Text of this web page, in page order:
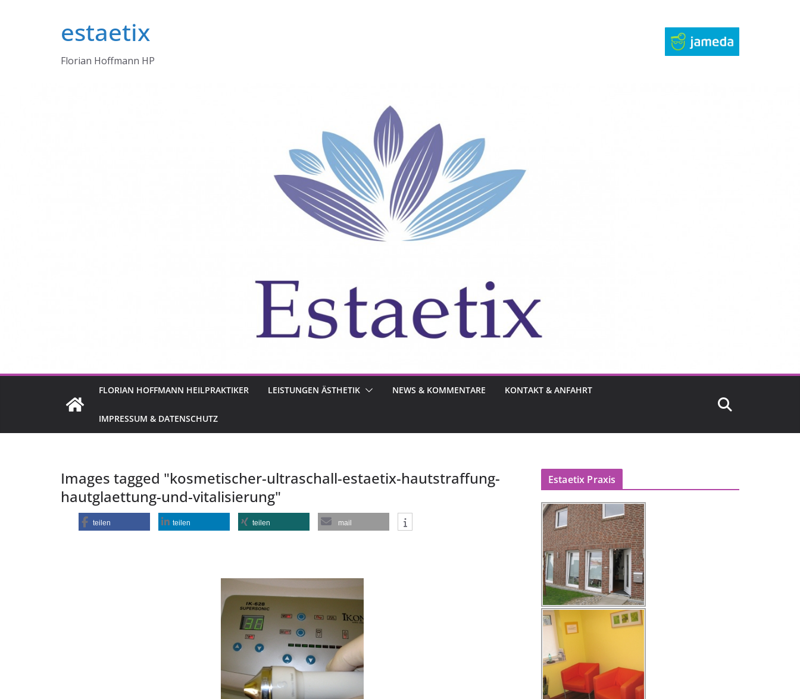
estaetix
Florian Hoffmann HP
FLORIAN HOFFMANN HEILPRAKTIKER LEISTUNGEN ÄSTHETIK NEWS & KOMMENTARE KONTAKT & ANFAHRT
IMPRESSUM & DATENSCHUTZ
Images tagged "kosmetischer-ultraschall-estaetix-hautstraffung-
hautglaettung-und-vitalisierung"
teilen teilen teilen mail
Estaetix Praxis